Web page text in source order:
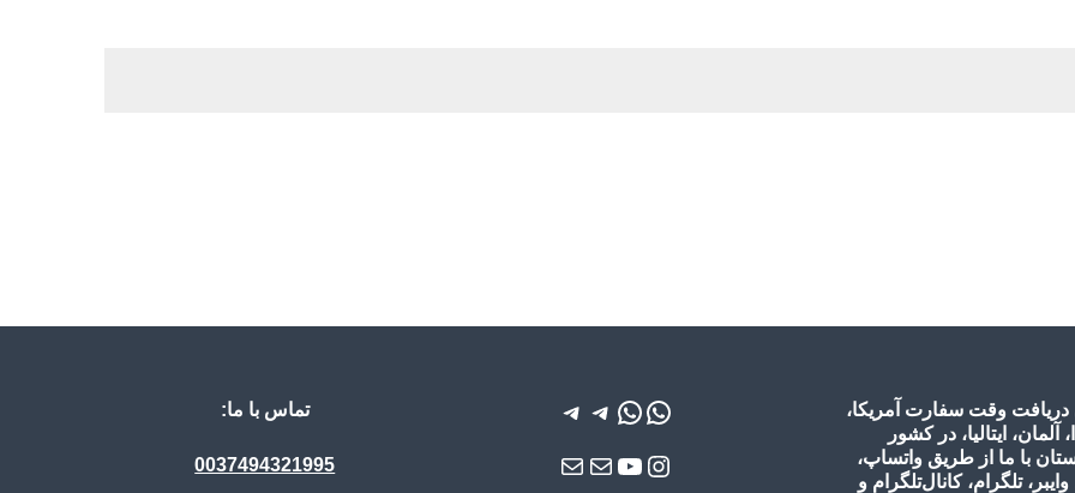
تماس با ما:
0037494321995
واتس‌اپ
واتس‌اپ
تلگرامتلگرام
اینستاگرم
یوتیوب
ایمیلایمیل
دریافت وقت سفارت آمریکا،
آلمان، ایتالیا، در کشور
با ما از طریق واتساپ،
وایبر، تلگرام، کانال‌تلگرام و